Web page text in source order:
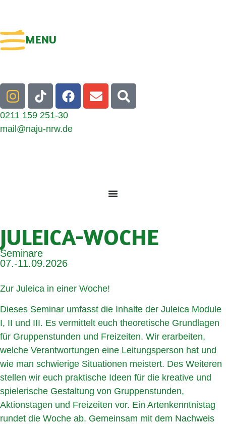
MENU
0211 159 251-30
mail@naju-nrw.de
JULEICA-WOCHE
Seminare
07.-11.09.2026
Zur Juleica in einer Woche!
Dieses Seminar umfasst die Inhalte der Juleica Module
I, II und III. Es vermittelt euch theoretische Grundlagen
für Gruppenstunden und Freizeiten. Wir erarbeiten,
welche Verantwortungen eine Leitungsperson hat und
wie man schwierige Situationen meistert. Des Weiteren
stellen wir euch praktische Ideen für die kreative und
spielerische Gestaltung von Gruppenstunden,
Aktionstagen und Freizeiten vor. Ein Artenkenntnistag
rundet die Woche ab. Gemeinsam mit dem Nachweis